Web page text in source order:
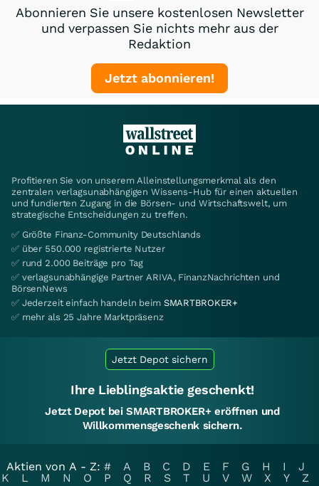
Abonnieren Sie unsere kostenlosen Newsletter
und verpassen Sie nichts mehr aus der
Redaktion
Jetzt abonnieren!
Profitieren Sie von unserem Alleinstellungsmerkmal als den
zentralen verlagsunabhängigen Wissens-Hub für einen aktuellen
und fundierten Zugang in die Börsen- und Wirtschaftswelt, um
strategische Entscheidungen zu treffen.
✅ Größte Finanz-Community Deutschlands
✅ über 550.000 registrierte Nutzer
✅ rund 2.000 Beiträge pro Tag
✅ verlagsunabhängige Partner ARIVA, FinanzNachrichten und
BörsenNews
✅ Jederzeit einfach handeln beim SMARTBROKER+
✅ mehr als 25 Jahre Marktpräsenz
Jetzt Depot sichern
Ihre Lieblingsaktie geschenkt!
Jetzt Depot bei SMARTBROKER+ eröffnen und
Willkommensgeschenk sichern.
Aktien von A - Z: # A B C D E F G H I
J
K
L M N O P Q R S T U V W X Y
Z